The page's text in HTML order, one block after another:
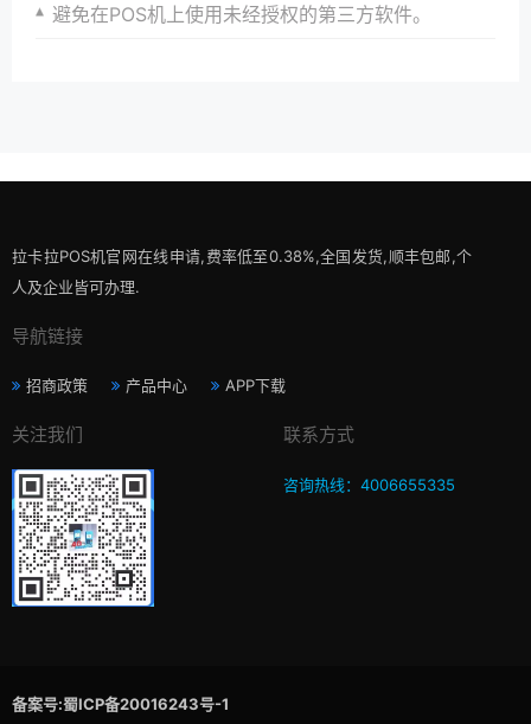
避免在POS机上使用未经授权的第三方软件。
拉卡拉POS机官网在线申请,费率低至0.38%,全国发货,顺丰包邮,个
人及企业皆可办理.
导航链接
招商政策 产品中心 APP下载
关注我们 联系方式
咨询热线：4006655335
备案号:蜀ICP备20016243号-1